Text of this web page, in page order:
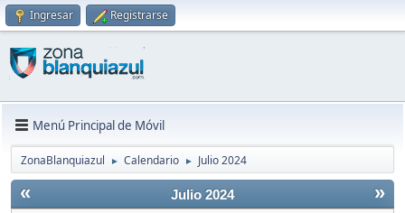
Ingresar Registrarse
Menú Principal de Móvil
ZonaBlanquiazul ► Calendario ► Julio 2024
« »
Julio 2024